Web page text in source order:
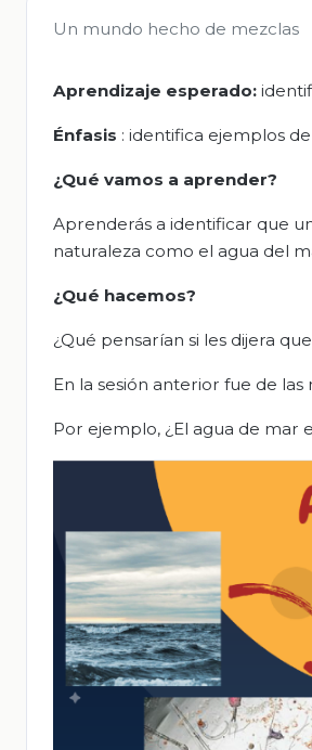
Un mundo hecho de mezclas
Aprendizaje esperado:
Énfasis : identifica ejemplos
¿Qué vamos a aprender?
Aprenderás a identificar que
naturaleza como el agua del
¿Qué hacemos?
¿Qué pensarían si les dijera
En la sesión anterior fue de
Por ejemplo, ¿El agua de mar